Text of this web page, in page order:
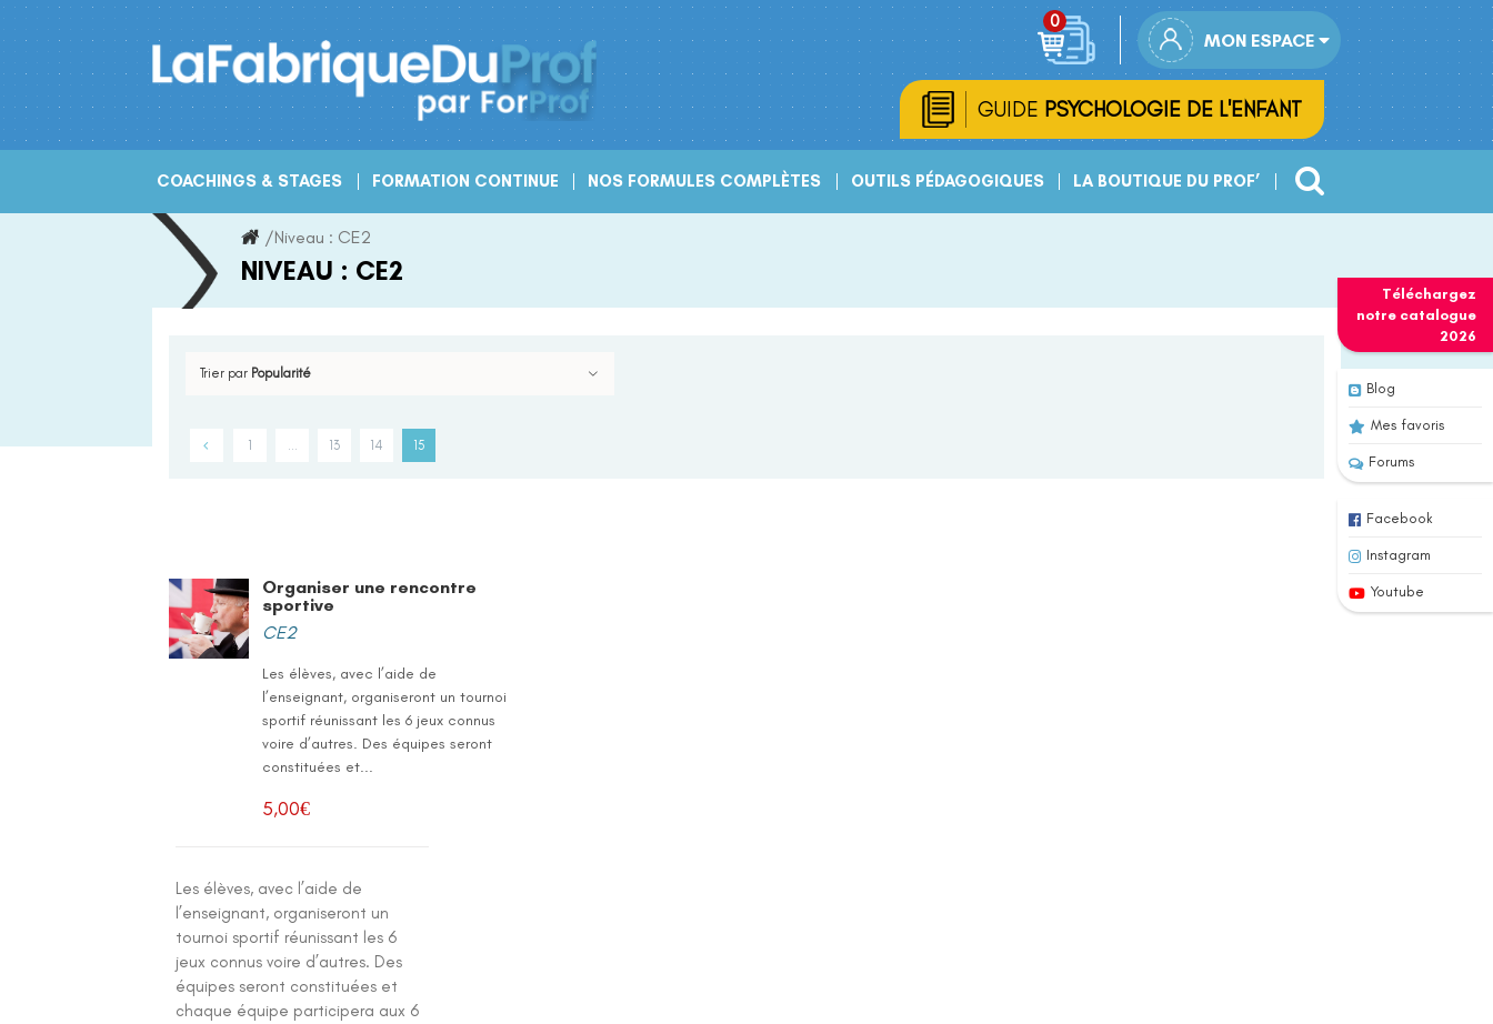
Téléchargez
notre catalogue
2026
Blog
Mes favoris
Forums
Facebook
Instagram
Youtube
Skip
to
MON ESPACE
GUIDE PSYCHOLOGIE DE L'ENFANT
COACHINGS & STAGES FORMATION CONTINUE NOS FORMULES COMPLÈTES OUTILS PÉDAGOGIQUES LA BOUTIQUE DU PROF’
/Niveau : CE2
NIVEAU : CE2
Trier par Popularité
1 … 13 14 15
Organiser une rencontre
sportive
CE2
Les élèves, avec l’aide de
l’enseignant, organiseront un tournoi
sportif réunissant les 6 jeux connus
voire d’autres. Des équipes seront
constituées et...
5,00€
Les élèves, avec l’aide de
l’enseignant, organiseront un
tournoi sportif réunissant les 6
jeux connus voire d’autres. Des
équipes seront constituées et
chaque équipe participera aux 6